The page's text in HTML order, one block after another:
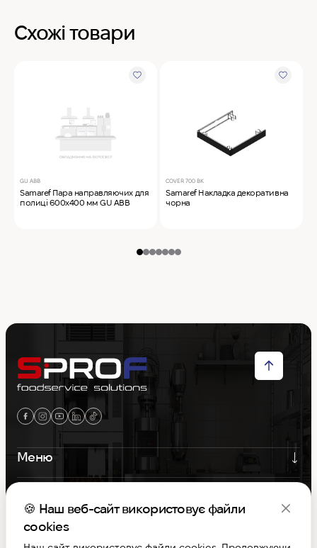
Схожі товари
GU ABB
Samaref Пара направляючих для
полиці 600х400 мм GU ABB
COVER 700 BK
Samaref Накладка декоративна
чорна
Меню
Контакти
Графік роботи
🍪 Наш веб-сайт використовує файли
cookies